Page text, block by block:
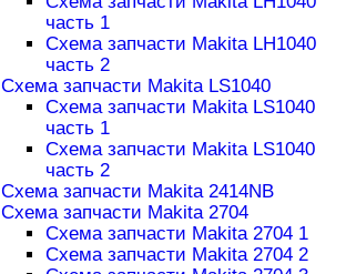
часть 1
Схема запчасти Makita LH1040
часть 2
Схема запчасти Makita LS1040
Схема запчасти Makita LS1040
часть 1
Схема запчасти Makita LS1040
часть 2
Схема запчасти Makita 2414NB
Схема запчасти Makita 2704
Схема запчасти Makita 2704 1
Схема запчасти Makita 2704 2